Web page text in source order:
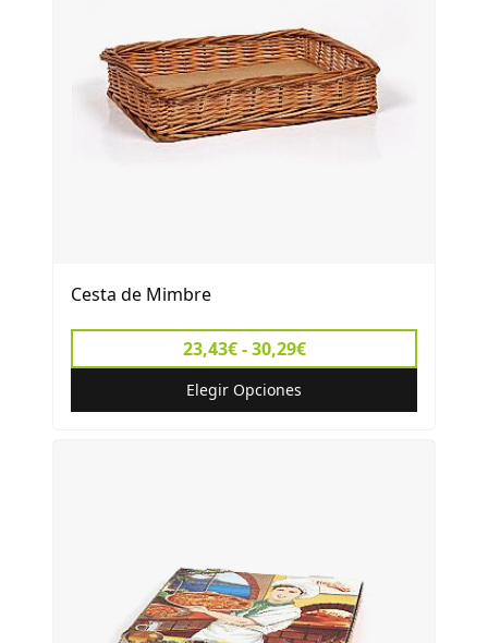
Cesta de Mimbre
23,43€ - 30,29€
Elegir Opciones